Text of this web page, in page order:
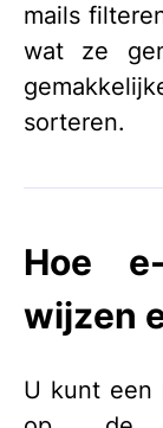
mails
wat ze
sorteren.
Hoe
wijzen
U kunt een